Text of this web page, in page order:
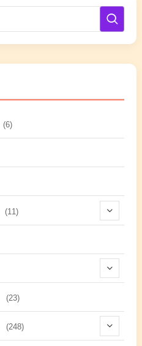
(6)
(11)
(23)
(248)